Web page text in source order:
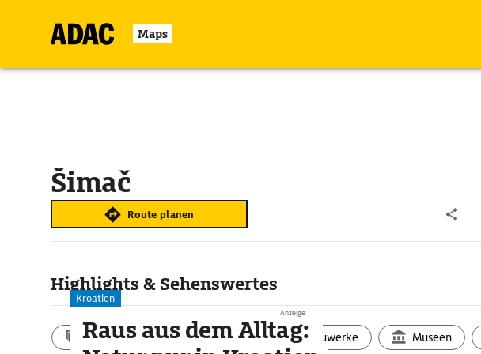
Maps
Šimač
Route planen
Highlights & Sehenswertes
Aktivitäten Landschaft Bauwerke Museen
Anzeige
Kroatien
Raus aus dem Alltag: